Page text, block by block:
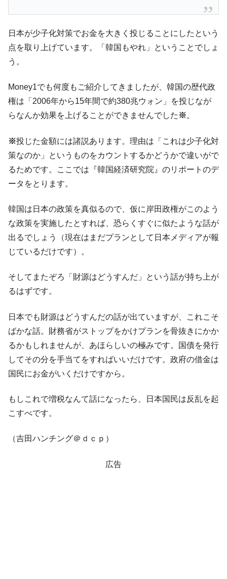
セレクトセールの高額取引馬が稼いだ金額とは？
日本が少子化対策でお金を大きく投じることにしたという
点を取り上げています。「韓国もやれ」ということでしょ
う。
Money1でも何度もご紹介してきましたが、韓国の歴代政
権は「2006年から15年間で約380兆ウォン」を投じなが
らなんか効果を上げることができませんでした ※。
※投じた金額には諸説あります。理由は「これは少子化対
策なのか」というものをカウントするかどうかで違いがで
るためです。ここでは『韓国経済研究院』のリポートのデ
ータをとります。
韓国は日本の政策を真似るので、仮に岸田政権がこのよう
な政策を実施したとすれば、恐らくすぐに似たような話が
出るでしょう（現在はまだプランとして日本メディアが報
じているだけです）。
そしてまたぞろ「財源はどうすんだ」という話が持ち上が
るはずです。
日本でも財源はどうすんだの話が出ていますが、これこそ
ばかな話。財務省がストップをかけプランを骨抜きにかか
るかもしれませんが、あほらしいの極みです。国債を発行
してその分を手当てをすればいいだけです。政府の借金は
国民にお金がいくだけですから。
もしこれで増税なんて話になったら、日本国民は反乱を起
こすべです。
（吉田ハンチング＠ｄｃｐ）
広告